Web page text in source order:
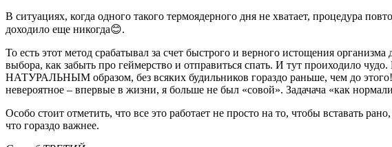
В ситуациях, когда одного такого термоядерного дня не хватает, процедура
доходило еще никогда😊.
То есть этот метод срабатывал за счет быстрого и верного истощения организма
выбора, как забыть про геймерство и отправиться спать. И тут проиходило
НАТУРАЛЬНЫМ образом, без всяких будильников гораздо раньше, чем до
невероятное – впервые в жизни, я больше не был «совой». Задачача «как
Особо стоит отметить, что все это работает не просто на то, чтобы вставать
что гораздо важнее.